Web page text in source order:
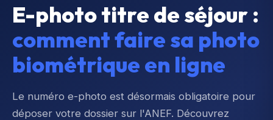
E-photo titre de séjour :
comment faire sa photo
biométrique en ligne
Le numéro e-photo est désormais obligatoire pour
déposer votre dossier sur l'ANEF. Découvrez